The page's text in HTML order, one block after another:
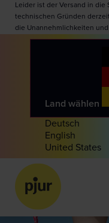
Leider ist der Versand in die
technischen Gründen
die Unannehmlichkeiten
Land wählen
Deutsch
English
United States